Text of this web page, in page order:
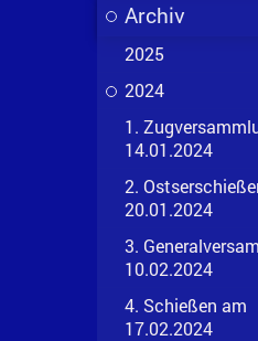
Archiv
2025
2024
1.
14.01.2024
2.
20.01.2024
3.
10.02.2024
4. Schießen am
17.02.2024